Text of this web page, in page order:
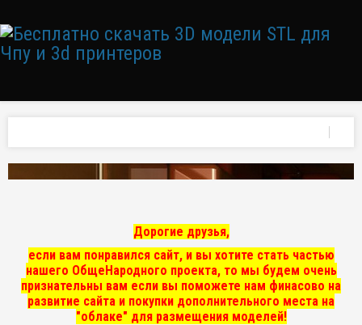
Дорогие друзья,
если вам понравился сайт, и вы хотите стать частью
нашего ОбщеНародного проекта, то мы будем очень
признательны вам если вы поможете нам финасово на
развитие сайта и покупки дополнительного места на
"облаке" для размещения моделей!